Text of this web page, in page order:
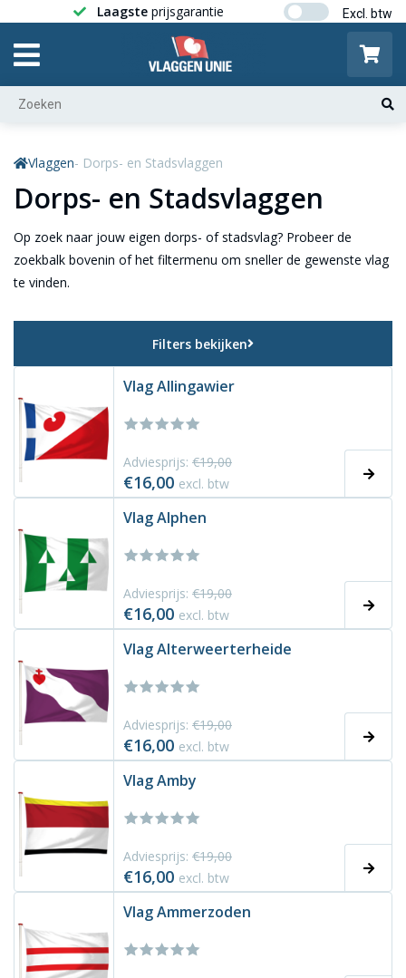
Laagste prijsgarantie Gratis
Vlaggen- Dorps- en Stadsvlaggen
Dorps- en Stadsvlaggen
Op zoek naar jouw eigen dorps- of stadsvlag? Probeer de
zoekbalk bovenin of het filtermenu om sneller de gewenste vlag
te vinden.
Filters bekijken
Vlag Allingawier
Adviesprijs: €19,00
€16,00 excl. btw
Vlag Alphen
Adviesprijs: €19,00
€16,00 excl. btw
Vlag Alterweerterheide
Adviesprijs: €19,00
€16,00 excl. btw
Vlag Amby
Adviesprijs: €19,00
€16,00 excl. btw
Vlag Ammerzoden